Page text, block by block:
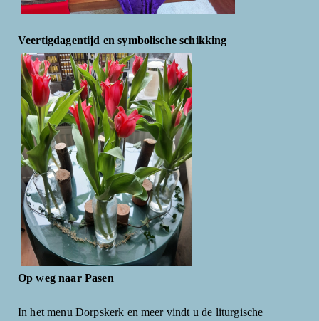
Veertigdagentijd en symbolische schikking
Op weg naar Pasen
In het menu Dorpskerk en meer vindt u de liturgische